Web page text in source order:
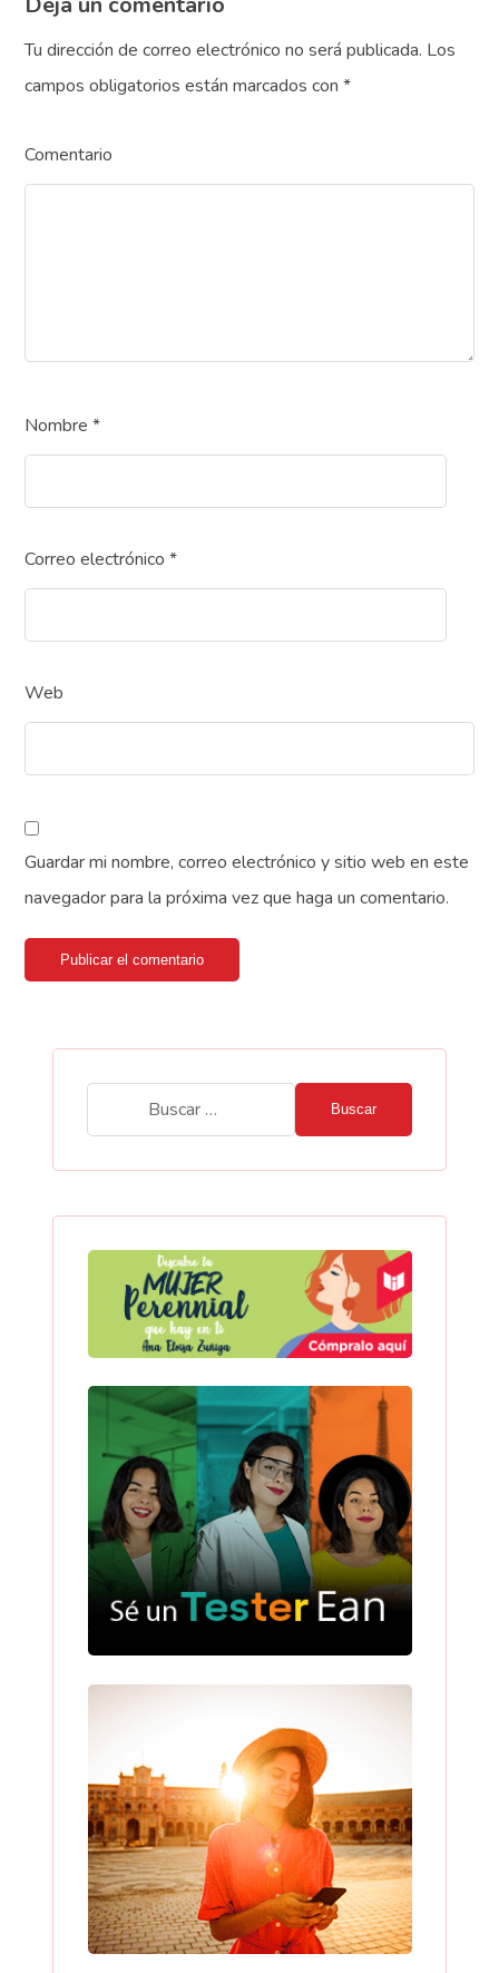
Tu dirección de correo electrónico no será publicada. Los
campos obligatorios están marcados con*
Comentario
Nombre*
Correo electrónico*
Web
Guardar mi nombre, correo electrónico y sitio web en este
navegador para la próxima vez que haga un comentario.
Publicar el comentario
Buscar